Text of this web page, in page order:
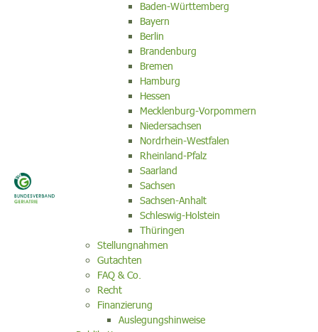
Baden-Württemberg
Bayern
Berlin
Brandenburg
Bremen
Hamburg
Hessen
Mecklenburg-Vorpommern
Niedersachsen
Nordrhein-Westfalen
Rheinland-Pfalz
Saarland
Sachsen
Sachsen-Anhalt
Schleswig-Holstein
Thüringen
Stellungnahmen
Gutachten
FAQ & Co.
Recht
Finanzierung
Auslegungshinweise